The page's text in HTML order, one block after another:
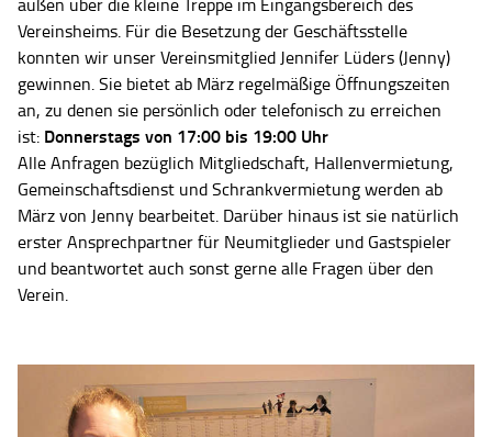
außen über die kleine Treppe im Eingangsbereich des
Vereinsheims. Für die Besetzung der Geschäftsstelle
konnten wir unser Vereinsmitglied Jennifer Lüders (Jenny)
gewinnen. Sie bietet ab März regelmäßige Öffnungszeiten
an, zu denen sie persönlich oder telefonisch zu erreichen
ist: Donnerstags von 17:00 bis 19:00 Uhr
Alle Anfragen bezüglich Mitgliedschaft, Hallenvermietung,
Gemeinschaftsdienst und Schrankvermietung werden ab
März von Jenny bearbeitet. Darüber hinaus ist sie natürlich
erster Ansprechpartner für Neumitglieder und Gastspieler
und beantwortet auch sonst gerne alle Fragen über den
Verein.